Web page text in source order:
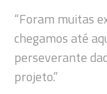
“Foram muitas
chegamos até
perseverante
projeto.”